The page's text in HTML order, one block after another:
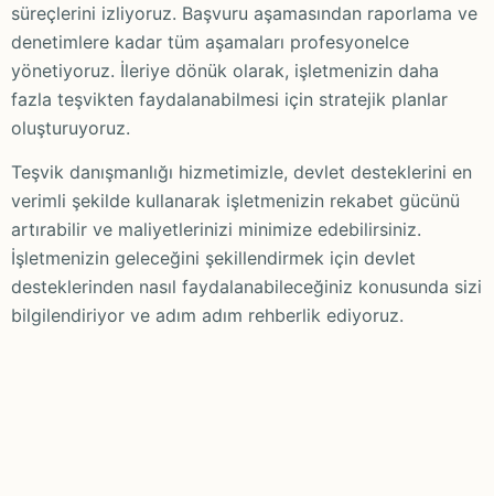
süreçlerini izliyoruz. Başvuru aşamasından raporlama ve
denetimlere kadar tüm aşamaları profesyonelce
yönetiyoruz. İleriye dönük olarak, işletmenizin daha
fazla teşvikten faydalanabilmesi için stratejik planlar
oluşturuyoruz.
Teşvik danışmanlığı hizmetimizle, devlet desteklerini en
verimli şekilde kullanarak işletmenizin rekabet gücünü
artırabilir ve maliyetlerinizi minimize edebilirsiniz.
İşletmenizin geleceğini şekillendirmek için devlet
desteklerinden nasıl faydalanabileceğiniz konusunda sizi
bilgilendiriyor ve adım adım rehberlik ediyoruz.